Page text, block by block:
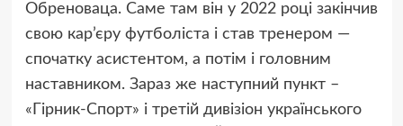
Обреноваца. Саме там він у 2022 році закінчив
свою кар’єру футболіста і став тренером —
спочатку асистентом, а потім і головним
наставником. Зараз же наступний пункт –
«Гірник-Спорт» і третій дивізіон українського